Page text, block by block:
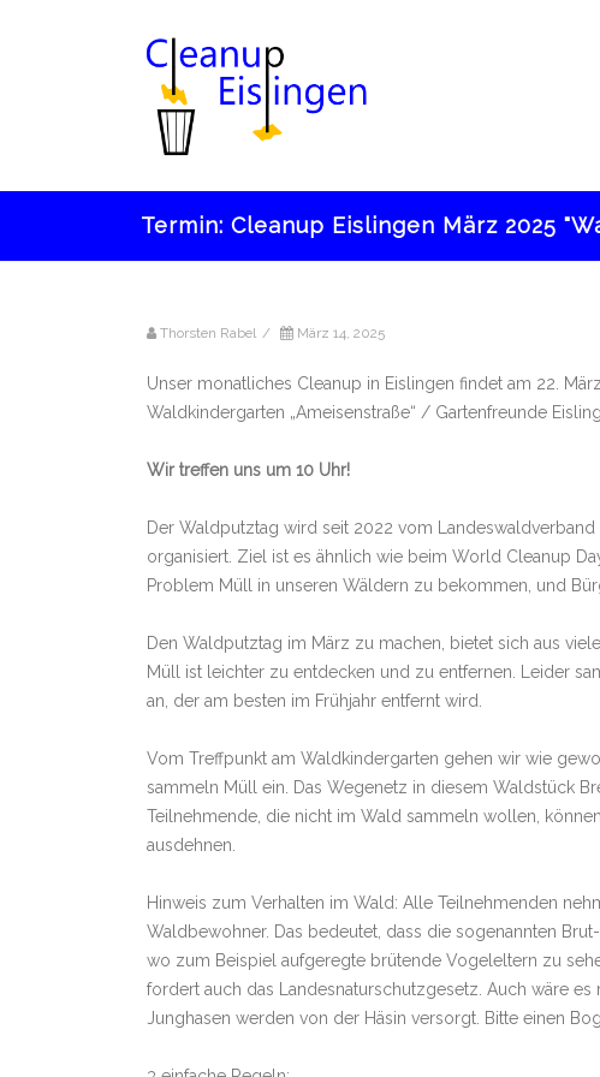
Termin: Cleanup Eislingen März 2025
Thorsten Rabel / März 14, 2025
Unser monatliches Cleanup in Eislingen findet am 22.
Waldkindergarten „Ameisenstraße“ / Gartenfreunde
Wir treffen uns um 10 Uhr!
Der Waldputztag wird seit 2022 vom
organisiert. Ziel ist es ähnlich wie beim World Cleanup
Problem Müll in unseren Wäldern zu bekommen, und
Den Waldputztag im März zu machen, bietet sich aus
Müll ist leichter zu entdecken und zu entfernen. Leider
an, der am besten im Frühjahr entfernt wird.
Vom Treffpunkt am Waldkindergarten gehen wir wie
sammeln Müll ein. Das Wegenetz in diesem Waldstück
Teilnehmende, die nicht im Wald sammeln wollen,
ausdehnen.
Hinweis zum Verhalten im Wald: Alle Teilnehmenden
Waldbewohner. Das bedeutet, dass die sogenannten
wo zum Beispiel aufgeregte brütende Vogeleltern zu
fordert auch das Landesnaturschutzgesetz. Auch wäre
Junghasen werden von der Häsin versorgt. Bitte einen